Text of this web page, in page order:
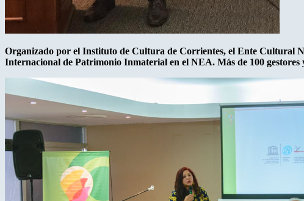
Organizado por el Instituto de Cultura de Corrientes, el Ente Cultural
Internacional de Patrimonio Inmaterial en el NEA. Más de 100